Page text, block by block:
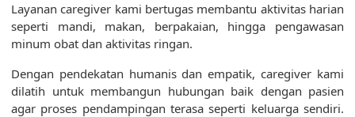
Layanan caregiver kami bertugas membantu aktivitas harian
seperti mandi, makan, berpakaian, hingga pengawasan
minum obat dan aktivitas ringan.
Dengan pendekatan humanis dan empatik, caregiver kami
dilatih untuk membangun hubungan baik dengan pasien
agar proses pendampingan terasa seperti keluarga sendiri.